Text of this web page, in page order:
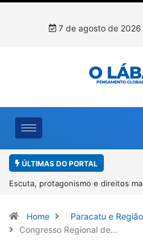
7 de agosto de 2026
ÚLTIMAS DO PORTAL
Conab inicia recebimento de
Home
Paracatu e Região
Congresso Regional de…